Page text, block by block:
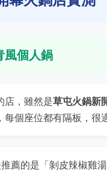
風個人鍋
店，雖然是草屯火鍋新
個座位都有隔板，很
薦的是「剝皮辣椒雞